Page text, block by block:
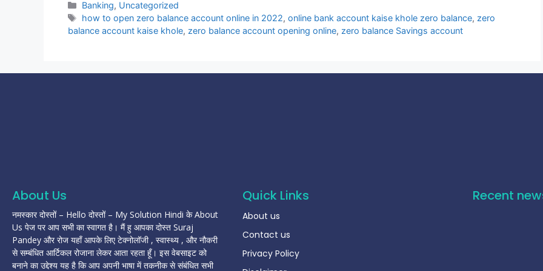
Banking, Uncategorized
how to open zero balance account online in 2022,online bank account kaise khole zero balance, zero
balance account kaise khole, zero balance account opening online, zero balance Savings account
About Us
नमस्कार दोस्तों – Hello दोस्तों – My Solution Hindi के About
Us पेज पर आप सभी का स्वागत है। मैं हु आपका दोस्त Suraj
Pandey और रोज यहाँ आपके लिए टेक्नोलॉजी , स्वास्थ्य , और नौकरी
से सम्बंधित आर्टिकल रोजाना लेकर आता रहता हूँ। इस वेबसाइट को
बनाने का उद्देश्य यह है कि आप अपनी भाषा में तकनीक से संबंधित सभी
Quick Links
About us
Contact us
Privacy Policy
Recent